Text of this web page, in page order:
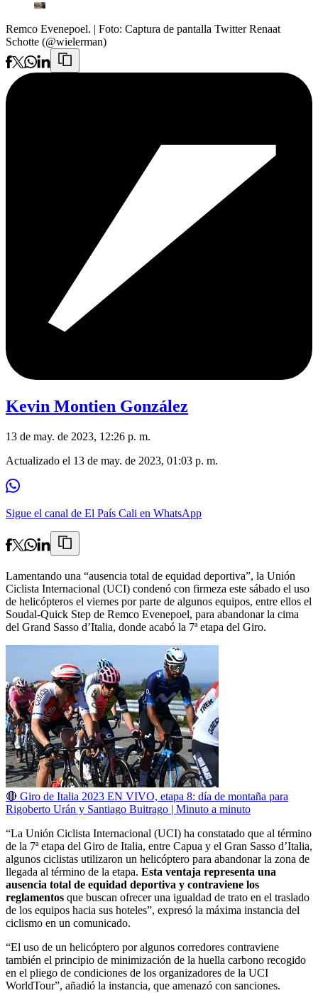
Remco Evenepoel. | Foto: Captura de pantalla Twitter Renaat
Schotte (@wielerman)
Kevin Montien González
13 de may. de 2023, 12:26 p. m.
Actualizado el 13 de may. de 2023, 01:03 p. m.
Sigue el canal de El País Cali en WhatsApp
Lamentando una “ausencia total de equidad deportiva”, la Unión
Ciclista Internacional (UCI) condenó con firmeza este sábado el uso
de helicópteros el viernes por parte de algunos equipos, entre ellos el
Soudal-Quick Step de Remco Evenepoel, para abandonar la cima
del Grand Sasso d’Italia, donde acabó la 7ª etapa del Giro.
🔴 Giro de Italia 2023 EN VIVO, etapa 8: día de montaña para
Rigoberto Urán y Santiago Buitrago | Minuto a minuto
“La Unión Ciclista Internacional (UCI) ha constatado que al término
de la 7ª etapa del Giro de Italia, entre Capua y el Gran Sasso d’Italia,
algunos ciclistas utilizaron un helicóptero para abandonar la zona de
llegada al término de la etapa. Esta ventaja representa una
ausencia total de equidad deportiva y contraviene los
reglamentos que buscan ofrecer una igualdad de trato en el traslado
de los equipos hacia sus hoteles”, expresó la máxima instancia del
ciclismo en un comunicado.
“El uso de un helicóptero por algunos corredores contraviene
también el principio de minimización de la huella carbono recogido
en el pliego de condiciones de los organizadores de la UCI
WorldTour”, añadió la instancia, que amenazó con sanciones.